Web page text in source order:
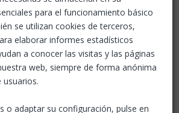
model educatiu català que fomenti la
inclusió i la igualtat d’oportunitats.
que prioritzi la formació integral de
crític, l’autonomia i el respecte a
que es basa en un llegat històric de
i immersió lingüística adaptat als
para el funcionamiento básico
se utilizan cookies de terceros,
elaborar informes estadísticos
a conocer las visitas y las páginas
web, siempre de forma anónima
usuarios.
o adaptar su configuración, pulse en